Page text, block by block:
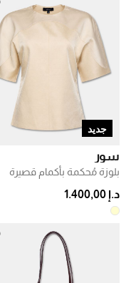
جديد
سور
بلوزة مُحكمة بأكمام قصيرة
د.إ 1.400,00